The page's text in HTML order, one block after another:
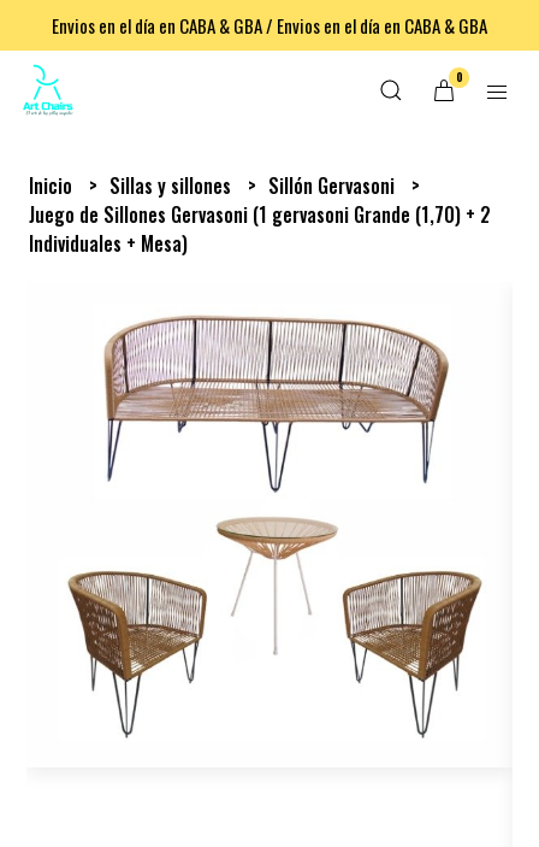
Envios en el día en CABA & GBA / Envios en el día en CABA & GBA
0
Inicio Sillas y sillones
Sillón Gervasoni
Juego de Sillones Gervasoni (1 gervasoni Grande (1,70) + 2
Individuales + Mesa)